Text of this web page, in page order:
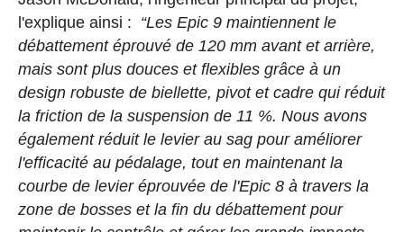
l'explique ainsi : “Les Epic 9 maintiennent le
débattement éprouvé de 120 mm avant et arrière,
mais sont plus douces et flexibles grâce à un
design robuste de biellette, pivot et cadre qui réduit
la friction de la suspension de 11 %. Nous avons
également réduit le levier au sag pour améliorer
l'efficacité au pédalage, tout en maintenant la
courbe de levier éprouvée de l'Epic 8 à travers la
zone de bosses et la fin du débattement pour